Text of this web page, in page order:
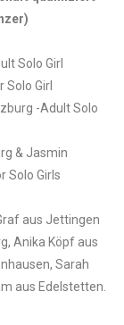
Solo Girl
Solo Girl
-Adult Solo
& Jasmin
Solo Girls
aus Jettingen
Anika Köpf aus
Sarah
aus Edelstetten.